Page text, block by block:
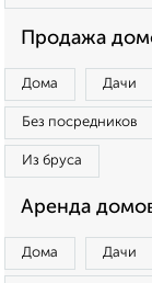
Продажа
Дома Дачи
Без посредников
Из бруса
Аренда
Дома Дачи